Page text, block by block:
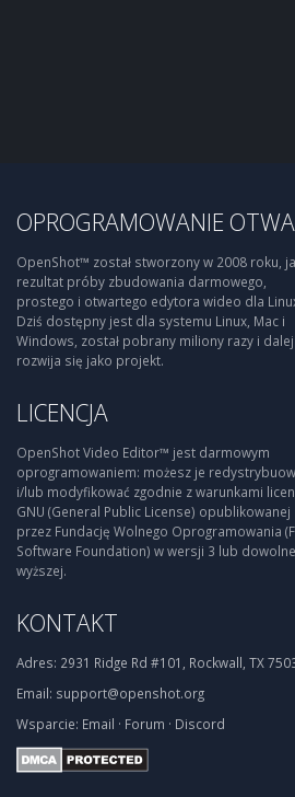
OPROGRAMOWANIE
OpenShot™ został stworzony w 2008 roku,
rezultat próby zbudowania darmowego,
prostego i otwartego edytora wideo dla
Dziś dostępny jest dla systemu Linux, Mac i
Windows, został pobrany miliony razy i dalej
rozwija się jako projekt.
LICENCJA
OpenShot Video Editor™ jest darmowym
oprogramowaniem: możesz je
i/lub modyfikować zgodnie z warunkami
GNU (General Public License) opublikowanej
przez Fundację Wolnego Oprogramowania
Software Foundation) w wersji 3 lub
wyższej.
KONTAKT
Adres: 2931 Ridge Rd #101, Rockwall, TX
Email: support@openshot.org
Wsparcie: Email · Forum · Discord